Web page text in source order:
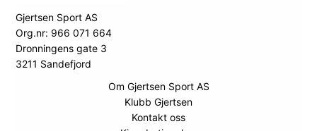
Gjertsen Sport AS
Org.nr: 966 071 664
Dronningens gate 3
3211 Sandefjord
Om Gjertsen Sport AS
Klubb Gjertsen
Kontakt oss